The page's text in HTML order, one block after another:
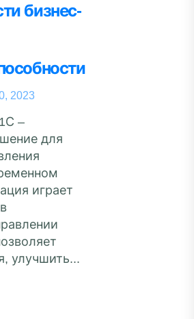
бизнес-
2023
–
для
играет
улучшить...